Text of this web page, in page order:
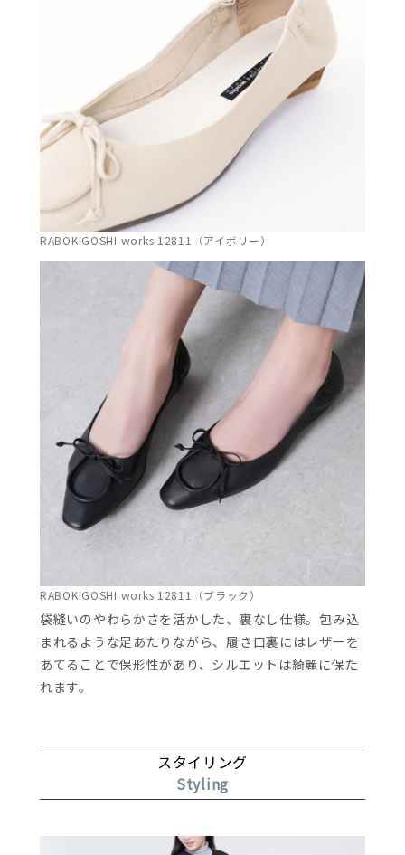
RABOKIGOSHI works 12811（アイボリー）
RABOKIGOSHI works 12811（ブラック）
袋縫いのやわらかさを活かした、裏なし仕様。包み込
まれるような足あたりながら、履き口裏にはレザーを
あてることで保形性があり、シルエットは綺麗に保た
れます。
スタイリング
Styling